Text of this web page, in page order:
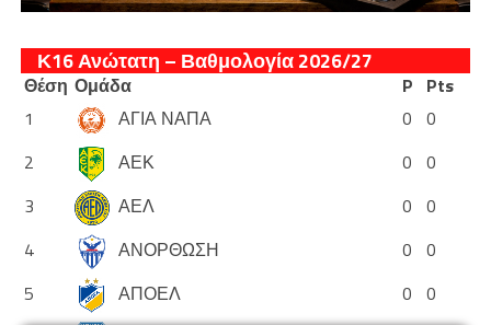
Κ16 Ανώτατη – Βαθμολογία 2026/27
Θέση Ομάδα P Pts
1
ΑΓΙΑ ΝΑΠΑ 0 0
2
ΑΕΚ 0 0
3
ΑΕΛ 0 0
4
ΑΝΟΡΘΩΣΗ 0 0
5
ΑΠΟΕΛ 0 0